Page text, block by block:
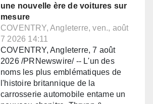
une nouvelle ère de voitures sur
mesure
COVENTRY, Angleterre, ven., août
7 2026 14:11
COVENTRY, Angleterre, 7 août
2026 /PRNewswire/ -- L'un des
noms les plus emblématiques de
l'histoire britannique de la
carrosserie automobile entame un